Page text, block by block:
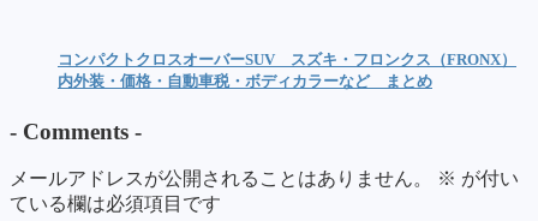
コンパクトクロスオーバーSUV スズキ・フロンクス（FRONX）
内外装・価格・自動車税・ボディカラーなど まとめ
- Comments -
メールアドレスが公開されることはありません。 ※ が付い
ている欄は必須項目です